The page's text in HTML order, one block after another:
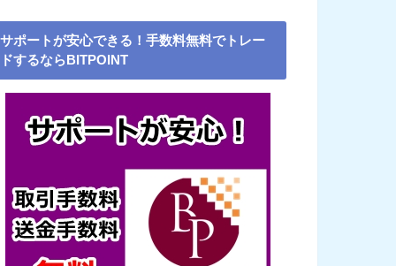
サポートが安心できる！手数料無料でトレー
ドするならBITPOINT